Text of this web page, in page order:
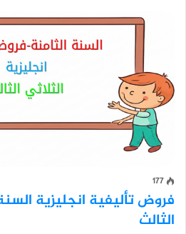
177
فروض تأليفية انجليزية
الثالث